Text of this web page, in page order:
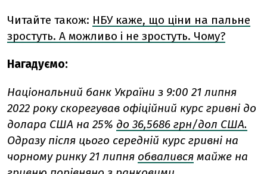
Читайте також: НБУ каже, що ціни на пальне
зростуть. А можливо і не зростуть. Чому?
Нагадуємо:
Національний банк України з 9:00 21 липня
2022 року скорегував офіційний курс гривні до
долара США на 25% до 36,5686 грн/дол США.
Одразу після цього середній курс гривні на
чорному ринку 21 липня обвалився майже на